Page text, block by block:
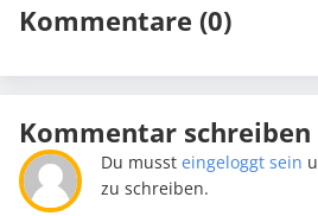
Kommentare (0)
Kommentar schreiben
Du mussteingeloggt sein
zu schreiben.